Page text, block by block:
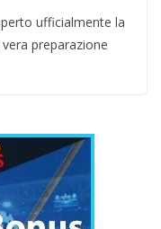
ufficialmente la
preparazione